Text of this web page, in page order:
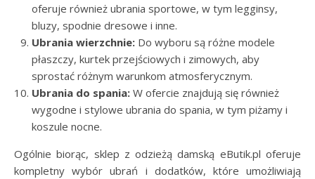
oferuje również ubrania sportowe, w tym legginsy,
bluzy, spodnie dresowe i inne.
Ubrania wierzchnie: Do wyboru są różne modele
płaszczy, kurtek przejściowych i zimowych, aby
sprostać różnym warunkom atmosferycznym.
Ubrania do spania: W ofercie znajdują się również
wygodne i stylowe ubrania do spania, w tym piżamy i
koszule nocne.
Ogólnie biorąc, sklep z odzieżą damską eButik.pl oferuje
kompletny wybór ubrań i dodatków, które umożliwiają